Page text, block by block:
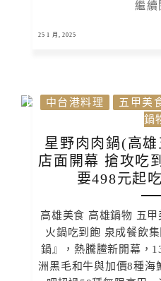
繼續
25 1 月, 2025
中台港料理 五甲美
鍋
星野肉肉鍋(高
店面開幕 搶攻吃
要498元起
高雄美食 高雄鍋物 五
火鍋吃到飽 泉成餐飲
鍋』，熱騰䲢新開幕，
洲黑毛和牛與加價8種海